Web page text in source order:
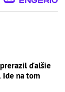
ďalšie
Ide na tom